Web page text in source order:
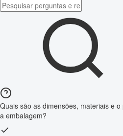
Quais são as dimensões, materiais e
a embalagem?